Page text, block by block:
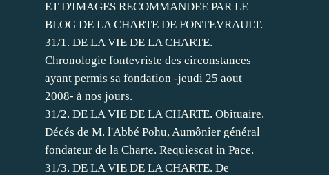
ET D'IMAGES RECOMMANDEE PAR LE
BLOG DE LA CHARTE DE FONTEVRAULT.
31/1. DE LA VIE DE LA CHARTE.
Chronologie fontevriste des circonstances
ayant permis sa fondation -jeudi 25 aout
2008- à nos jours.
31/2. DE LA VIE DE LA CHARTE. Obituaire.
Décés de M. l'Abbé Pohu, Aumônier général
fondateur de la Charte. Requiescat in Pace.
31/3. DE LA VIE DE LA CHARTE. De